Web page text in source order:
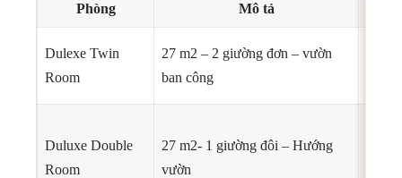
Phòng Mô tả
Dulexe Twin
Room
27 m2 – 2 giường đơn – vườn
ban công
Duluxe Double
Room
27 m2- 1 giường đôi – Hướng
vườn